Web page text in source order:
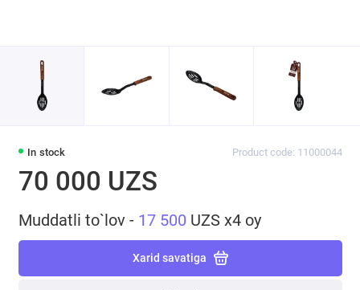
In stock Product code: 11000044
70 000 UZS
Muddatli to`lov - 17 500 UZS x4 oy
Xarid savatiga